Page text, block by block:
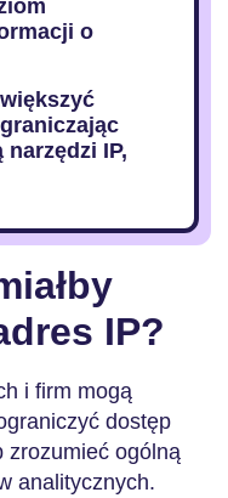
o
IP,
IP?
i firm mogą
dostęp
zrozumieć ogólną
analitycznych.